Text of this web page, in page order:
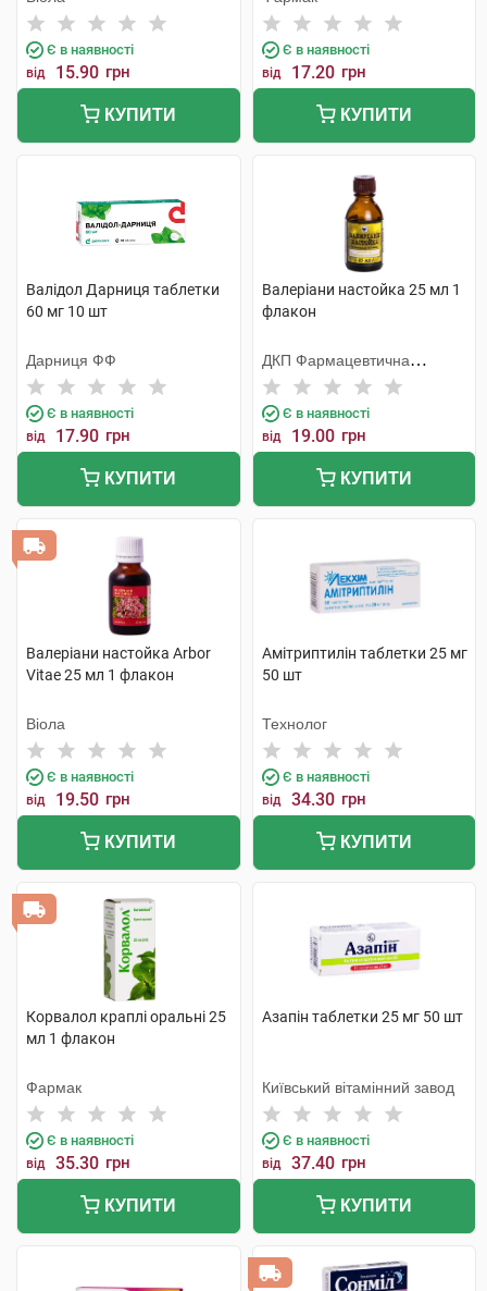
Є в наявності
від 15.90 грн
КУПИТИ
Є в наявності
від 17.20 грн
КУПИТИ
Валідол Дарниця таблетки
60 мг 10 шт
Дарниця ФФ
Є в наявності
від 17.90 грн
КУПИТИ
Валеріани настойка 25 мл 1
флакон
ДКП Фармацевтична
фабрика
Є в наявності
від 19.00 грн
КУПИТИ
Валеріани настойка Arbor
Vitae 25 мл 1 флакон
Віола
Є в наявності
від 19.50 грн
КУПИТИ
Амітриптилін таблетки 25 мг
50 шт
Технолог
Є в наявності
від 34.30 грн
КУПИТИ
Корвалол краплі оральні 25
мл 1 флакон
Фармак
Є в наявності
від 35.30 грн
КУПИТИ
Азапін таблетки 25 мг 50 шт
Київський вітамінний завод
Є в наявності
від 37.40 грн
КУПИТИ